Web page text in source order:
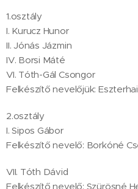
1.osztály
I. Kurucz Hunor
II. Jónás Jázmin
IV. Borsi Máté
VI. Tóth-Gál Csongor
Felkészítő nevelőjük:
2.osztály
I. Sipos Gábor
Felkészítő nevelő: Borkóné
VII. Tóth Dávid
Felkészítő nevelő: Szürösné